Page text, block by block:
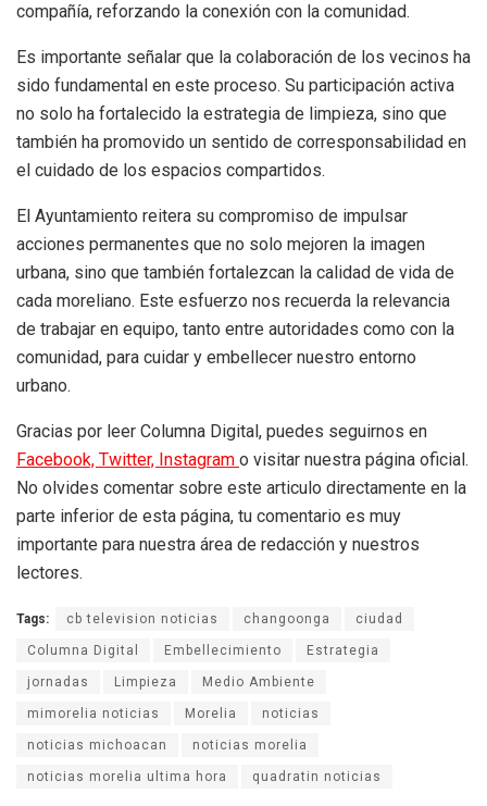
compañía, reforzando la conexión con la comunidad.
Es importante señalar que la colaboración de los vecinos ha
sido fundamental en este proceso. Su participación activa
no solo ha fortalecido la estrategia de limpieza, sino que
también ha promovido un sentido de corresponsabilidad en
el cuidado de los espacios compartidos.
El Ayuntamiento reitera su compromiso de impulsar
acciones permanentes que no solo mejoren la imagen
urbana, sino que también fortalezcan la calidad de vida de
cada moreliano. Este esfuerzo nos recuerda la relevancia
de trabajar en equipo, tanto entre autoridades como con la
comunidad, para cuidar y embellecer nuestro entorno
urbano.
Gracias por leer Columna Digital, puedes seguirnos en
Facebook, Twitter, Instagram o visitar nuestra página oficial.
No olvides comentar sobre este articulo directamente en la
parte inferior de esta página, tu comentario es muy
importante para nuestra área de redacción y nuestros
lectores.
Tags: cb television noticias changoonga ciudad
Columna Digital Embellecimiento Estrategia
jornadas Limpieza Medio Ambiente
mimorelia noticias Morelia noticias
noticias michoacan noticias morelia
noticias morelia ultima hora quadratin noticias